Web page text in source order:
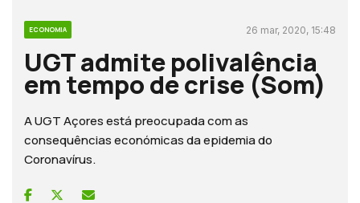
ECONOMIA 26 mar, 2020, 15:48
UGT admite polivalência
em tempo de crise (Som)
A UGT Açores está preocupada com as
consequências económicas da epidemia do
Coronavírus.